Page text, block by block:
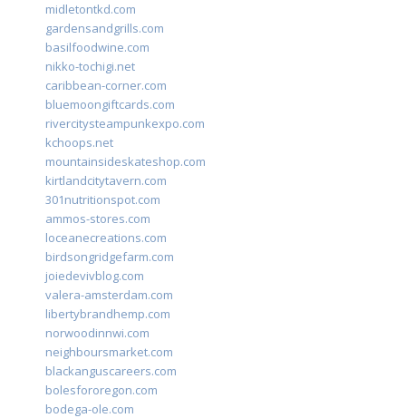
midletontkd.com
gardensandgrills.com
basilfoodwine.com
nikko-tochigi.net
caribbean-corner.com
bluemoongiftcards.com
rivercitysteampunkexpo.com
kchoops.net
mountainsideskateshop.com
kirtlandcitytavern.com
301nutritionspot.com
ammos-stores.com
loceanecreations.com
birdsongridgefarm.com
joiedevivblog.com
valera-amsterdam.com
libertybrandhemp.com
norwoodinnwi.com
neighboursmarket.com
blackanguscareers.com
bolesfororegon.com
bodega-ole.com